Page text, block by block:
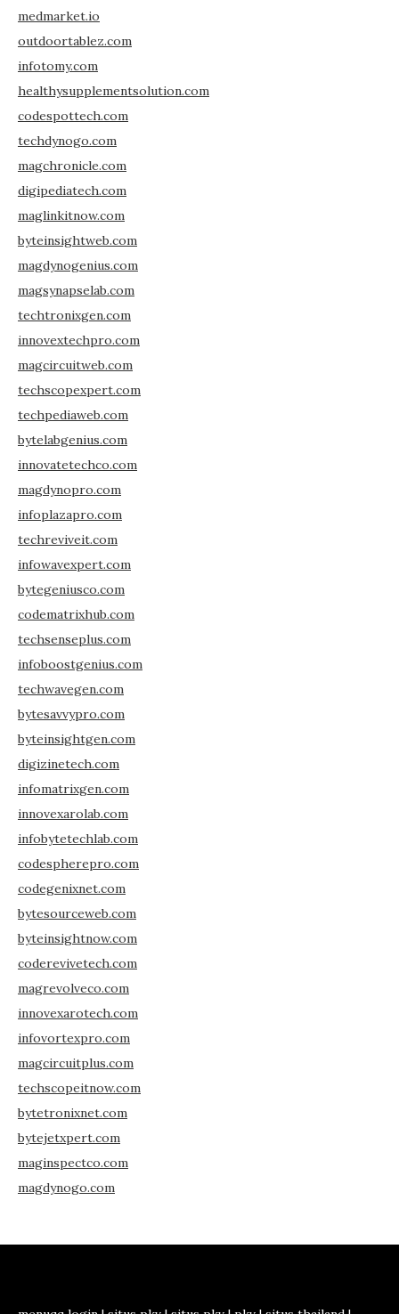
medmarket.io
outdoortablez.com
infotomy.com
healthysupplementsolution.com
codespottech.com
techdynogo.com
magchronicle.com
digipediatech.com
maglinkitnow.com
byteinsightweb.com
magdynogenius.com
magsynapselab.com
techtronixgen.com
innovextechpro.com
magcircuitweb.com
techscopexpert.com
techpediaweb.com
bytelabgenius.com
innovatetechco.com
magdynopro.com
infoplazapro.com
techreviveit.com
infowavexpert.com
bytegeniusco.com
codematrixhub.com
techsenseplus.com
infoboostgenius.com
techwavegen.com
bytesavvypro.com
byteinsightgen.com
digizinetech.com
infomatrixgen.com
innovexarolab.com
infobytetechlab.com
codespherepro.com
codegenixnet.com
bytesourceweb.com
byteinsightnow.com
coderevivetech.com
magrevolveco.com
innovexarotech.com
infovortexpro.com
magcircuitplus.com
techscopeitnow.com
bytetronixnet.com
bytejetxpert.com
maginspectco.com
magdynogo.com